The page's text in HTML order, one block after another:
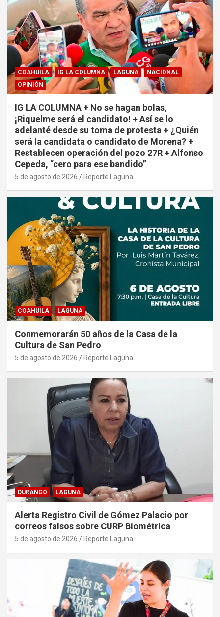
COAHUILA IG LA COLUMNA LAGUNA
NACIONAL
OPINIÓN
IG LA COLUMNA + No se hagan bolas,
¡Riquelme será el candidato! + Así se lo
adelanté desde su toma de protesta + ¿Quién
será la candidata o candidato de Morena? +
Restablecen operación del pozo 27R + Alfonso
Cepeda, “cero para ese bandido”
5 de agosto de 2026 Reporte Laguna
COAHUILA LAGUNA
Conmemorarán 50 años de la Casa de la
Cultura de San Pedro
5 de agosto de 2026 Reporte Laguna
DURANGO LAGUNA
Alerta Registro Civil de Gómez Palacio por
correos falsos sobre CURP Biométrica
5 de agosto de 2026 Reporte Laguna